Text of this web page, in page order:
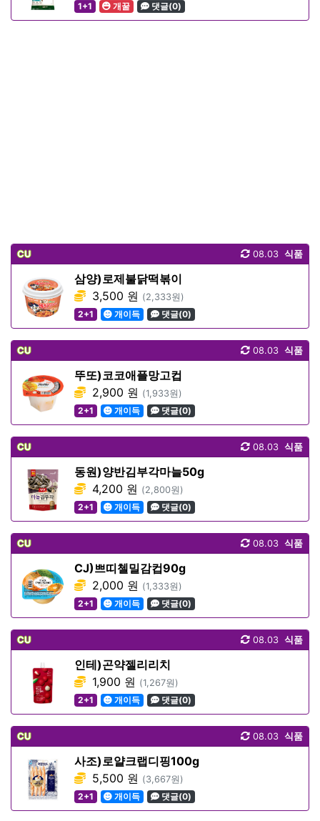
1+1
개꿀 댓글(0)
CU 식품
08.03
삼양)로제불닭떡볶이
3,500 원 (2,333원)
2+1
개이득 댓글(0)
CU 식품
08.03
뚜또)코코애플망고컵
2,900 원 (1,933원)
2+1
개이득 댓글(0)
CU 식품
08.03
동원)양반김부각마늘50g
4,200 원 (2,800원)
2+1
개이득 댓글(0)
CU 식품
08.03
CJ)쁘띠첼밀감컵90g
2,000 원 (1,333원)
2+1
개이득 댓글(0)
CU 식품
08.03
인테)곤약젤리리치
1,900 원 (1,267원)
2+1
개이득 댓글(0)
CU 식품
08.03
사조)로얄크랩디핑100g
5,500 원 (3,667원)
2+1
개이득 댓글(0)